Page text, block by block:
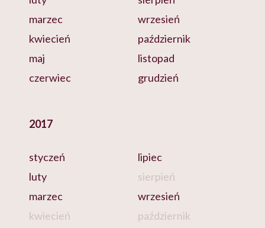
marzec
kwiecień
maj
czerwiec
wrzesień
październik
listopad
grudzień
2017
styczeń
luty
marzec
kwiecień
lipiec
sierpień
wrzesień
październik